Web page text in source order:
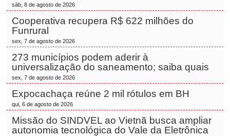
sáb, 8 de agosto de 2026
Cooperativa recupera R$ 622 milhões do
Funrural
sex, 7 de agosto de 2026
273 municípios podem aderir à
universalização do saneamento; saiba quais
sex, 7 de agosto de 2026
Expocachaça reúne 2 mil rótulos em BH
qui, 6 de agosto de 2026
Missão do SINDVEL ao Vietnã busca ampliar
autonomia tecnológica do Vale da Eletrônica